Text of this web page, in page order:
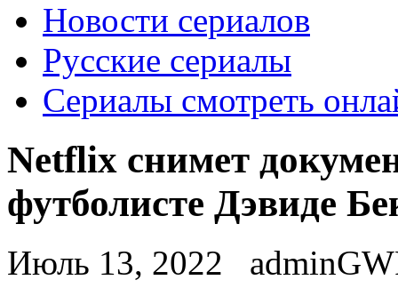
Новости сериалов
Русские сериалы
Сериалы смотреть
Netflix снимет
футболисте Дэвиде
Июль 13, 2022